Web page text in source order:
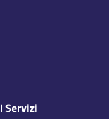
I Servizi